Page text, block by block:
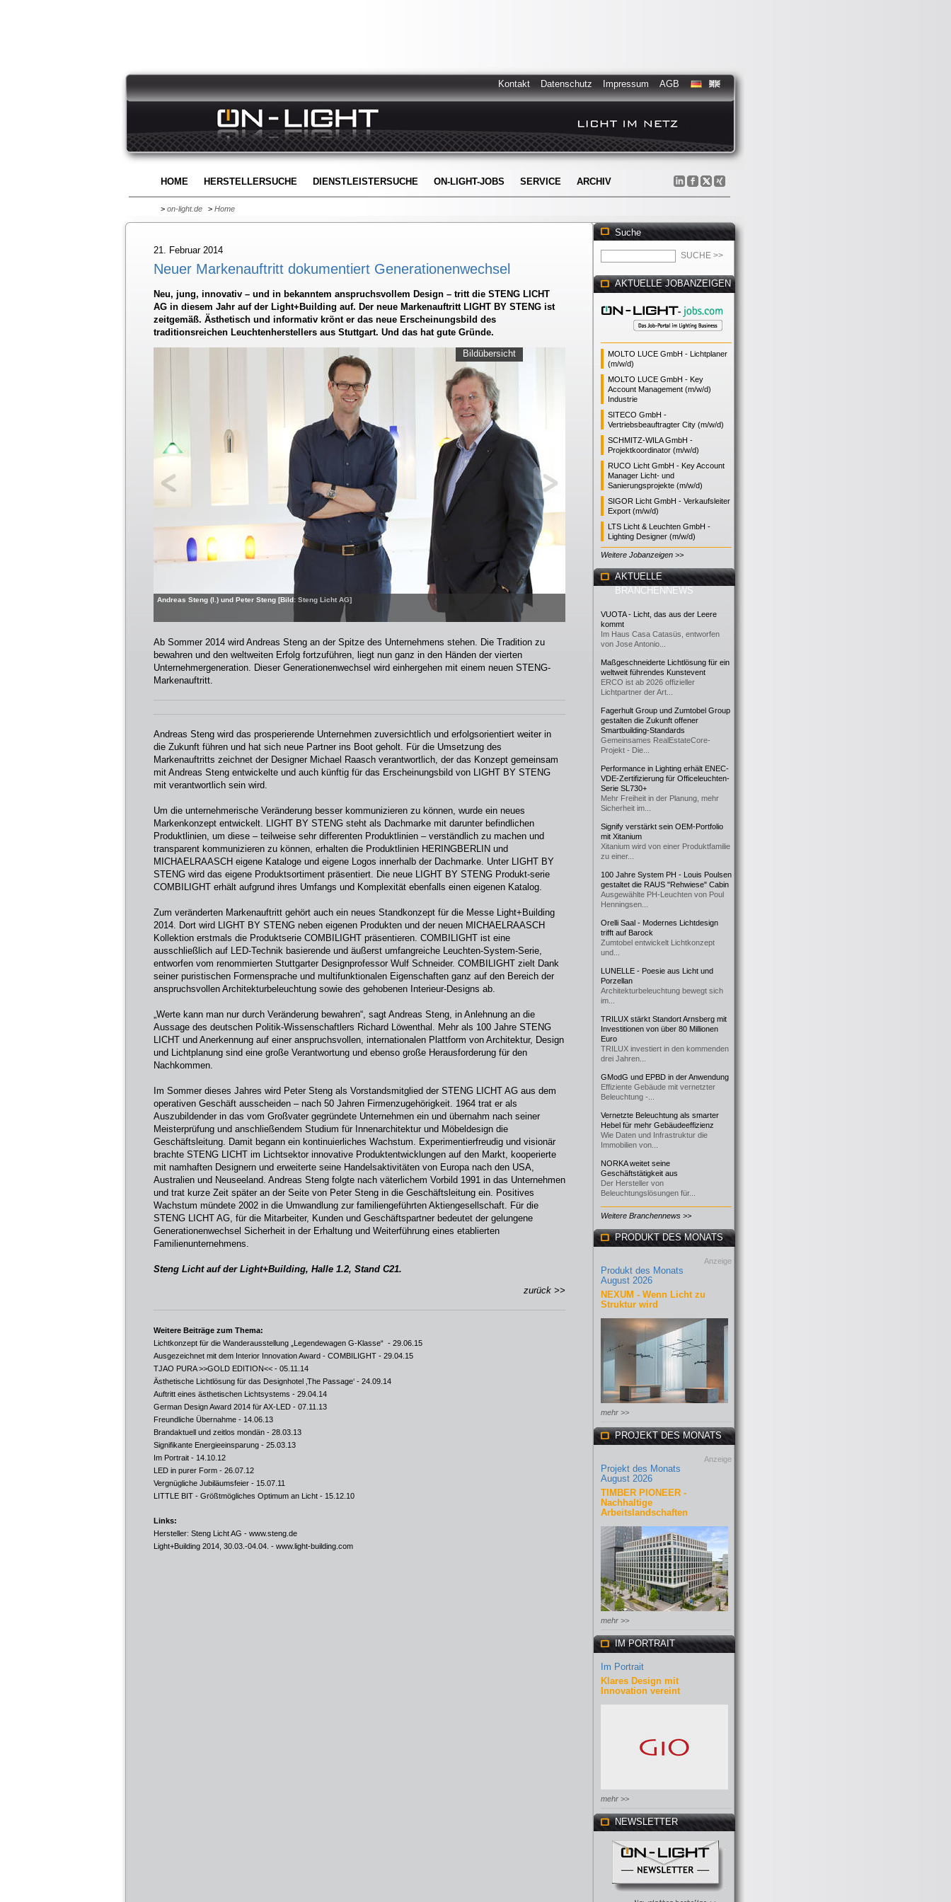
Kontakt Datenschutz Impressum AGB
HOME HERSTELLERSUCHE DIENSTLEISTERSUCHE ON-LIGHT-JOBS SERVICE ARCHIV
> on-light.de > Home
21. Februar 2014
Neuer Markenauftritt dokumentiert Generationenwechsel
Neu, jung, innovativ – und in bekanntem anspruchsvollem Design – tritt die STENG LICHT
AG in diesem Jahr auf der Light+Building auf. Der neue Markenauftritt LIGHT BY STENG ist
zeitgemäß. Ästhetisch und informativ krönt er das neue Erscheinungsbild des
traditionsreichen Leuchtenherstellers aus Stuttgart. Und das hat gute Gründe.
Andreas Steng (l.) und Peter Steng [Bild: Steng Licht AG]
Bildübersicht
Ab Sommer 2014 wird Andreas Steng an der Spitze des Unternehmens stehen. Die Tradition zu
bewahren und den weltweiten Erfolg fortzuführen, liegt nun ganz in den Händen der vierten
Unternehmergeneration. Dieser Generationenwechsel wird einhergehen mit einem neuen STENG-
Markenauftritt.
Andreas Steng wird das prosperierende Unternehmen zuversichtlich und erfolgsorientiert weiter in
die Zukunft führen und hat sich neue Partner ins Boot geholt. Für die Umsetzung des
Markenauftritts zeichnet der Designer Michael Raasch verantwortlich, der das Konzept gemeinsam
mit Andreas Steng entwickelte und auch künftig für das Erscheinungsbild von LIGHT BY STENG
mit verantwortlich sein wird.
Um die unternehmerische Veränderung besser kommunizieren zu können, wurde ein neues
Markenkonzept entwickelt. LIGHT BY STENG steht als Dachmarke mit darunter befindlichen
Produktlinien, um diese – teilweise sehr differenten Produktlinien – verständlich zu machen und
transparent kommunizieren zu können, erhalten die Produktlinien HERINGBERLIN und
MICHAELRAASCH eigene Kataloge und eigene Logos innerhalb der Dachmarke. Unter LIGHT BY
STENG wird das eigene Produktsortiment präsentiert. Die neue LIGHT BY STENG Produkt-serie
COMBILIGHT erhält aufgrund ihres Umfangs und Komplexität ebenfalls einen eigenen Katalog.
Zum veränderten Markenauftritt gehört auch ein neues Standkonzept für die Messe Light+Building
2014. Dort wird LIGHT BY STENG neben eigenen Produkten und der neuen MICHAELRAASCH
Kollektion erstmals die Produktserie COMBILIGHT präsentieren. COMBILIGHT ist eine
ausschließlich auf LED-Technik basierende und äußerst umfangreiche Leuchten-System-Serie,
entworfen vom renommierten Stuttgarter Designprofessor Wulf Schneider. COMBILIGHT zielt Dank
seiner puristischen Formensprache und multifunktionalen Eigenschaften ganz auf den Bereich der
anspruchsvollen Architekturbeleuchtung sowie des gehobenen Interieur-Designs ab.
„Werte kann man nur durch Veränderung bewahren“, sagt Andreas Steng, in Anlehnung an die
Aussage des deutschen Politik-Wissenschaftlers Richard Löwenthal. Mehr als 100 Jahre STENG
LICHT und Anerkennung auf einer anspruchsvollen, internationalen Plattform von Architektur, Design
und Lichtplanung sind eine große Verantwortung und ebenso große Herausforderung für den
Nachkommen.
Im Sommer dieses Jahres wird Peter Steng als Vorstandsmitglied der STENG LICHT AG aus dem
operativen Geschäft ausscheiden – nach 50 Jahren Firmenzugehörigkeit. 1964 trat er als
Auszubildender in das vom Großvater gegründete Unternehmen ein und übernahm nach seiner
Meisterprüfung und anschließendem Studium für Innenarchitektur und Möbeldesign die
Geschäftsleitung. Damit begann ein kontinuierliches Wachstum. Experimentierfreudig und visionär
brachte STENG LICHT im Lichtsektor innovative Produktentwicklungen auf den Markt, kooperierte
mit namhaften Designern und erweiterte seine Handelsaktivitäten von Europa nach den USA,
Australien und Neuseeland. Andreas Steng folgte nach väterlichem Vorbild 1991 in das Unternehmen
und trat kurze Zeit später an der Seite von Peter Steng in die Geschäftsleitung ein. Positives
Wachstum mündete 2002 in die Umwandlung zur familiengeführten Aktiengesellschaft. Für die
STENG LICHT AG, für die Mitarbeiter, Kunden und Geschäftspartner bedeutet der gelungene
Generationenwechsel Sicherheit in der Erhaltung und Weiterführung eines etablierten
Familienunternehmens.
Steng Licht auf der Light+Building, Halle 1.2, Stand C21.
zurück >>
Weitere Beiträge zum Thema:
Lichtkonzept für die Wanderausstellung „Legendewagen G-Klasse“ - 29.06.15
Ausgezeichnet mit dem Interior Innovation Award - COMBILIGHT - 29.04.15
TJAO PURA >>GOLD EDITION<< - 05.11.14
Ästhetische Lichtlösung für das Designhotel ‚The Passage‘ - 24.09.14
Auftritt eines ästhetischen Lichtsystems - 29.04.14
German Design Award 2014 für AX-LED - 07.11.13
Freundliche Übernahme - 14.06.13
Brandaktuell und zeitlos mondän - 28.03.13
Signifikante Energieeinsparung - 25.03.13
Im Portrait - 14.10.12
LED in purer Form - 26.07.12
Vergnügliche Jubiläumsfeier - 15.07.11
LITTLE BIT - Größtmögliches Optimum an Licht - 15.12.10
Links:
Hersteller: Steng Licht AG - www.steng.de
Light+Building 2014, 30.03.-04.04. - www.light-building.com
Suche
AKTUELLE JOBANZEIGEN
MOLTO LUCE GmbH - Lichtplaner
(m/w/d)
MOLTO LUCE GmbH - Key
Account Management (m/w/d)
Industrie
SITECO GmbH -
Vertriebsbeauftragter City (m/w/d)
SCHMITZ-WILA GmbH -
Projektkoordinator (m/w/d)
RUCO Licht GmbH - Key Account
Manager Licht- und
Sanierungsprojekte (m/w/d)
SIGOR Licht GmbH - Verkaufsleiter
Export (m/w/d)
LTS Licht & Leuchten GmbH -
Lighting Designer (m/w/d)
Weitere Jobanzeigen >>
AKTUELLE
BRANCHENNEWS
VUOTA - Licht, das aus der Leere
kommt
Im Haus Casa Catasüs, entworfen
von Jose Antonio...
Maßgeschneiderte Lichtlösung für ein
weltweit führendes Kunstevent
ERCO ist ab 2026 offizieller
Lichtpartner der Art...
Fagerhult Group und Zumtobel Group
gestalten die Zukunft offener
Smartbuilding-Standards
Gemeinsames RealEstateCore-
Projekt - Die...
Performance in Lighting erhält ENEC-
VDE-Zertifizierung für Officeleuchten-
Serie SL730+
Mehr Freiheit in der Planung, mehr
Sicherheit im...
Signify verstärkt sein OEM-Portfolio
mit Xitanium
Xitanium wird von einer Produktfamilie
zu einer...
100 Jahre System PH - Louis Poulsen
gestaltet die RAUS "Rehwiese" Cabin
Ausgewählte PH-Leuchten von Poul
Henningsen...
Orelli Saal - Modernes Lichtdesign
trifft auf Barock
Zumtobel entwickelt Lichtkonzept
und...
LUNELLE - Poesie aus Licht und
Porzellan
Architekturbeleuchtung bewegt sich
im...
TRILUX stärkt Standort Arnsberg mit
Investitionen von über 80 Millionen
Euro
TRILUX investiert in den kommenden
drei Jahren...
GModG und EPBD in der Anwendung
Effiziente Gebäude mit vernetzter
Beleuchtung -...
Vernetzte Beleuchtung als smarter
Hebel für mehr Gebäudeeffizienz
Wie Daten und Infrastruktur die
Immobilien von...
NORKA weitet seine
Geschäftstätigkeit aus
Der Hersteller von
Beleuchtungslösungen für...
Weitere Branchennews >>
PRODUKT DES MONATS
Anzeige
Produkt des Monats
August 2026
NEXUM - Wenn Licht zu
Struktur wird
mehr >>
PROJEKT DES MONATS
Anzeige
Projekt des Monats
August 2026
TIMBER PIONEER -
Nachhaltige
Arbeitslandschaften
mehr >>
IM PORTRAIT
Im Portrait
Klares Design mit
Innovation vereint
mehr >>
NEWSLETTER